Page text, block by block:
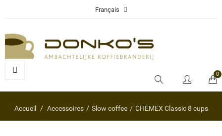
Français
0
Accueil Accessoires Slow coffee CHEMEX Classic 8 cups